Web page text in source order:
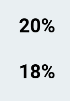
20%
18%